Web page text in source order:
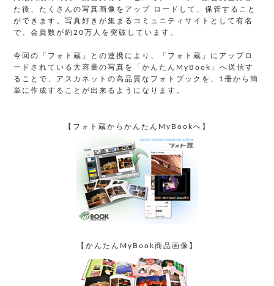
た後、たくさんの写真画像をアップ ロードして、保管すること
ができます。写真好きが集まるコミュニティサイトとして有名
で、会員数が約20万人を突破しています。
今回の「フォト蔵」との連携により、「フォト蔵」にアップロ
ードされている大容量の写真を「かんたんMyBook」へ送信す
ることで、アスカネットの高品質なフォトブックを、1冊から簡
単に作成することが出来るようになります。
【フォト蔵からかんたんMyBookへ】
【かんたんMyBook商品画像】